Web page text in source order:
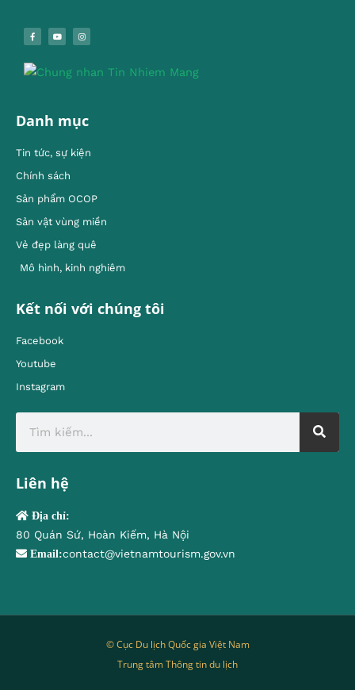
Danh mục
Tin tức, sự kiện
Chính sách
Sản phẩm OCOP
Sản vật vùng miền
Vẻ đẹp làng quê
Mô hình, kinh nghiêm
Kết nối với chúng tôi
Facebook
Youtube
Instagram
Liên hệ
Địa chỉ:
80 Quán Sứ, Hoàn Kiếm, Hà Nội
Email:contact@vietnamtourism.gov.vn
© Cục Du lịch Quốc gia Việt Nam
Trung tâm Thông tin du lịch